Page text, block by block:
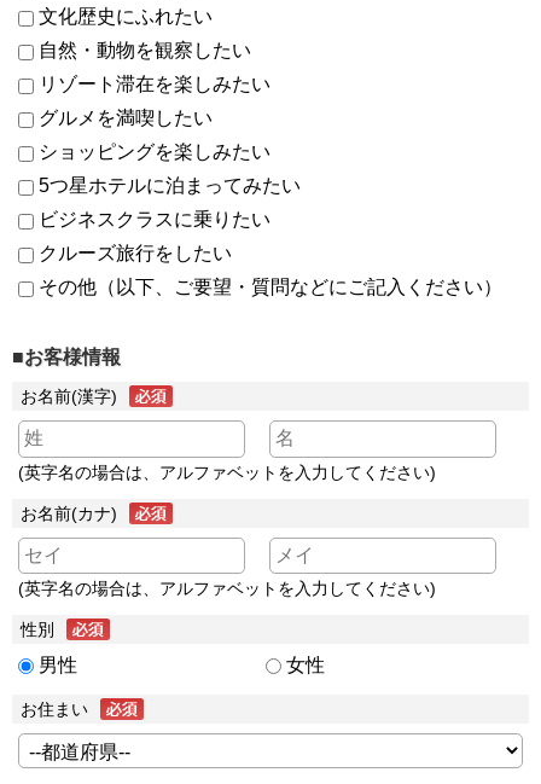
文化歴史にふれたい
自然・動物を観察したい
リゾート滞在を楽しみたい
グルメを満喫したい
ショッピングを楽しみたい
5つ星ホテルに泊まってみたい
ビジネスクラスに乗りたい
クルーズ旅行をしたい
その他（以下、ご要望・質問などにご記入ください）
■お客様情報
お名前(漢字)
(英字名の場合は、アルファベットを入力してください)
お名前(カナ)
(英字名の場合は、アルファベットを入力してください)
性別
男性 女性
お住まい